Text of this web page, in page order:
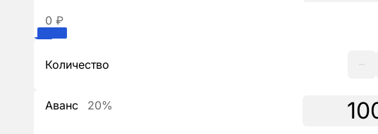
0 ₽
Количество
Аванс 20%